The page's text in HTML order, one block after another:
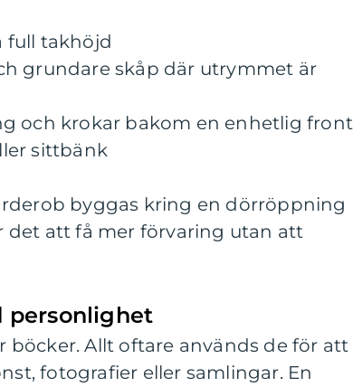
full takhöjd
grundare skåp där utrymmet är
och krokar bakom en enhetlig front
sittbänk
byggas kring en dörröppning
det att få mer förvaring utan att
personlighet
böcker. Allt oftare används de för att
fotografier eller samlingar. En